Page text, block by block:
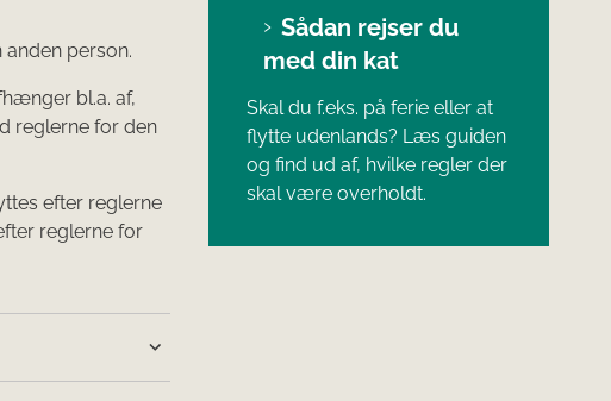
person.
bl.a. af,
reglerne for den
efter reglerne
reglerne for
Sådan rejser du
med din kat
Skal du f.eks. på ferie eller at
flytte udenlands? Læs guiden
og find ud af, hvilke regler der
skal være overholdt.​